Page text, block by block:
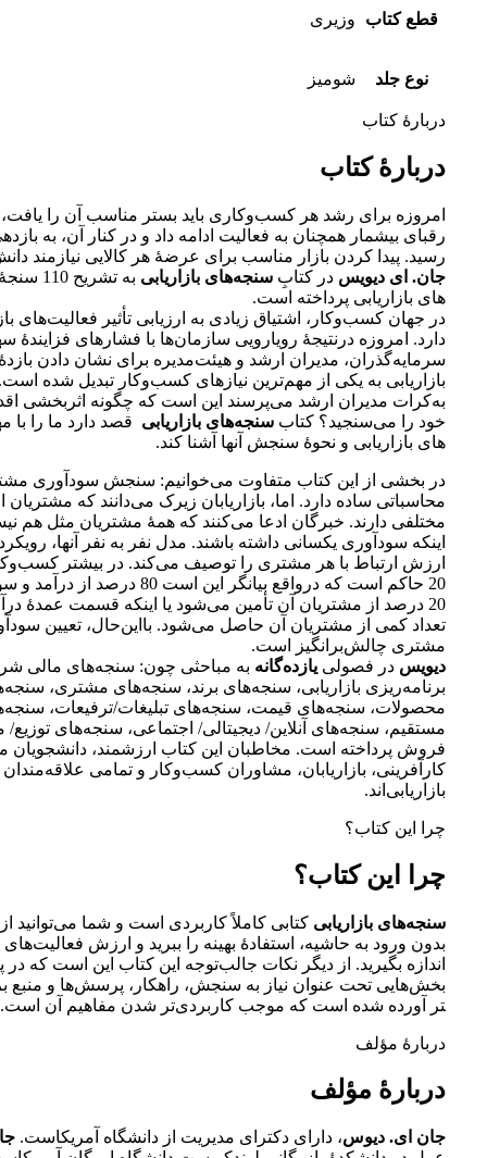
قطع کتاب وزیری
نوع جلد شومیز
دربارۀ کتاب
دربارۀ کتاب
امروزه برای رشد هر کسب‌وکاری باید بستر مناسب آن را یافت،
رقبای بی­شمار همچنان به فعالیت ادامه داد و در کنار آن، به
رسید. پیدا کردن بازار مناسب برای عرضۀ هر کالایی نیازمند
جان. ای دیویس در کتابِ سنجه­‌های بازاریابی
به
های بازاریابی پرداخته است.
در جهان کسب‌وکار، اشتیاق زیادی به ارزیابی تأثیر فعالیت‌­های
دارد. امروزه درنتیجۀ رویارویی سازمان‌­ها با فشارهای فزایندۀ
سرمایه­‌گذران، مدیران ارشد و هیئت‌مدیره برای نشان دادن
بازاریابی به یکی از مهم­‌ترین نیازهای کسب‌وکار تبدیل شده
به‌کرات مدیران ارشد می‌پرسند این است که چگونه اثربخشی
خود را می‌­سنجید؟ کتاب سنجه­‌های بازاریابی قصد دارد ما را
های بازاریابی و نحوۀ سنجش آنها آشنا کند.
در بخشی از این کتاب متفاوت می­‌خوانیم: سنجش سودآوری
محاسباتی ساده دارد. اما، بازاریابان زیرک می‌دانند که
مختلفی دارند. خبرگان ادعا می‌کنند که همۀ مشتریان مثل هم
اینکه سودآوری یکسانی داشته باشند. مدل نفر به ‌نفر آنها،
20 حاکم است که درواقع بیانگر این
20 درصد از مشتریان آن تأمین می‌شود یا اینکه قسمت عمدۀ
تعداد کمی از مشتریان آن حاصل می‌شود. بااین‌حال، تعیین
مشتری چالش‌برانگیز است.
دیویس در فصولی یازده­‌گانه به مباحثی چون: سنجه‌­های مالی
برنامه‌­ریزی بازاریابی، سنجه­‌های برند، سنجه‌های مشتری،
محصولات، سنجه­‌های قیمت، سنجه­‌های تبلیغات/ترفیعات،
مستقیم، سنجه‌­های آنلاین/ دیجیتالی/ اجتماعی، سنجه‌­های
فروش پرداخته است. مخاطبان این کتاب ارزشمند، دانشجویان
کارآفرینی، بازاریابان، مشاوران کسب‌وکار و تمامی
بازاریابی‌اند.
چرا این کتاب؟
چرا این کتاب؟
سنجه­‌های بازاریابی کتابی کاملاً کاربردی است و شما می‌توانید
بدون ورود به حاشیه، استفادۀ بهینه را ببرید و ارزش فعالیت­‌های
اندازه بگیرید. از دیگر نکات جالب‌توجه این کتاب این است که
بخش‌هایی تحت عنوان نیاز به سنجش، راهکار، پرسش‌­ها و منبع
تر آورده شده است که موجب کاربردی­‌تر شدن مفاهیم آن است.
دربارۀ مؤلف
دربارۀ مؤلف
جان ای. دیوس، دارای دکترای مدیریت از دانشگاه آمریکاست.